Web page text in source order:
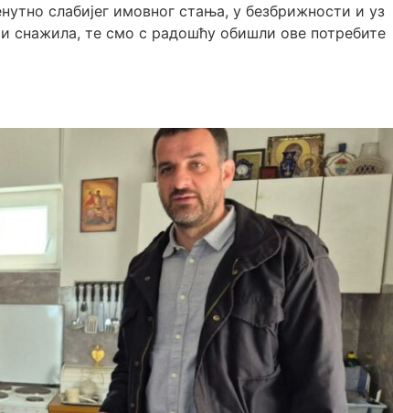
слабијег имовног стања, у безбрижности и уз
снажила, те смо с радошћу обишли ове потребите